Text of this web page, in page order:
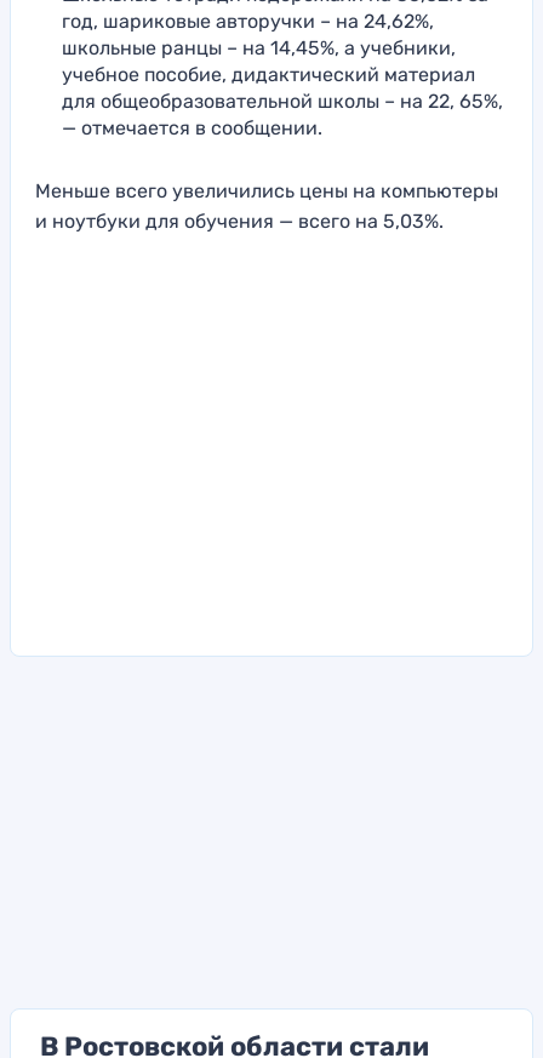
год, шариковые авторучки – на 24,62%,
школьные ранцы – на 14,45%, а учебники,
учебное пособие, дидактический материал
для общеобразовательной школы – на 22, 65%,
— отмечается в сообщении.
Меньше всего увеличились цены на компьютеры
и ноутбуки для обучения — всего на 5,03%.
В Ростовской области стали